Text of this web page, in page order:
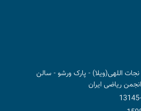
نجات اللهی(ویلا) - پارک ورشو - سالن
ریاضی ایران